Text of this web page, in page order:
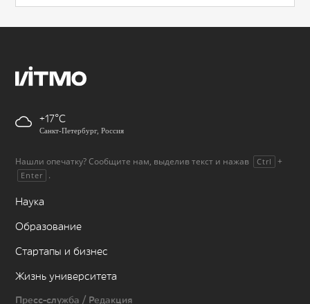
+17
Санкт-Петербург, Россия
Нашли опечатку? Сообщите нам, выделив текст и нажав Ctrl +
Enter .
Наука
Образование
Стартапы и бизнес
Жизнь университета
Пресс-служба / Редакция